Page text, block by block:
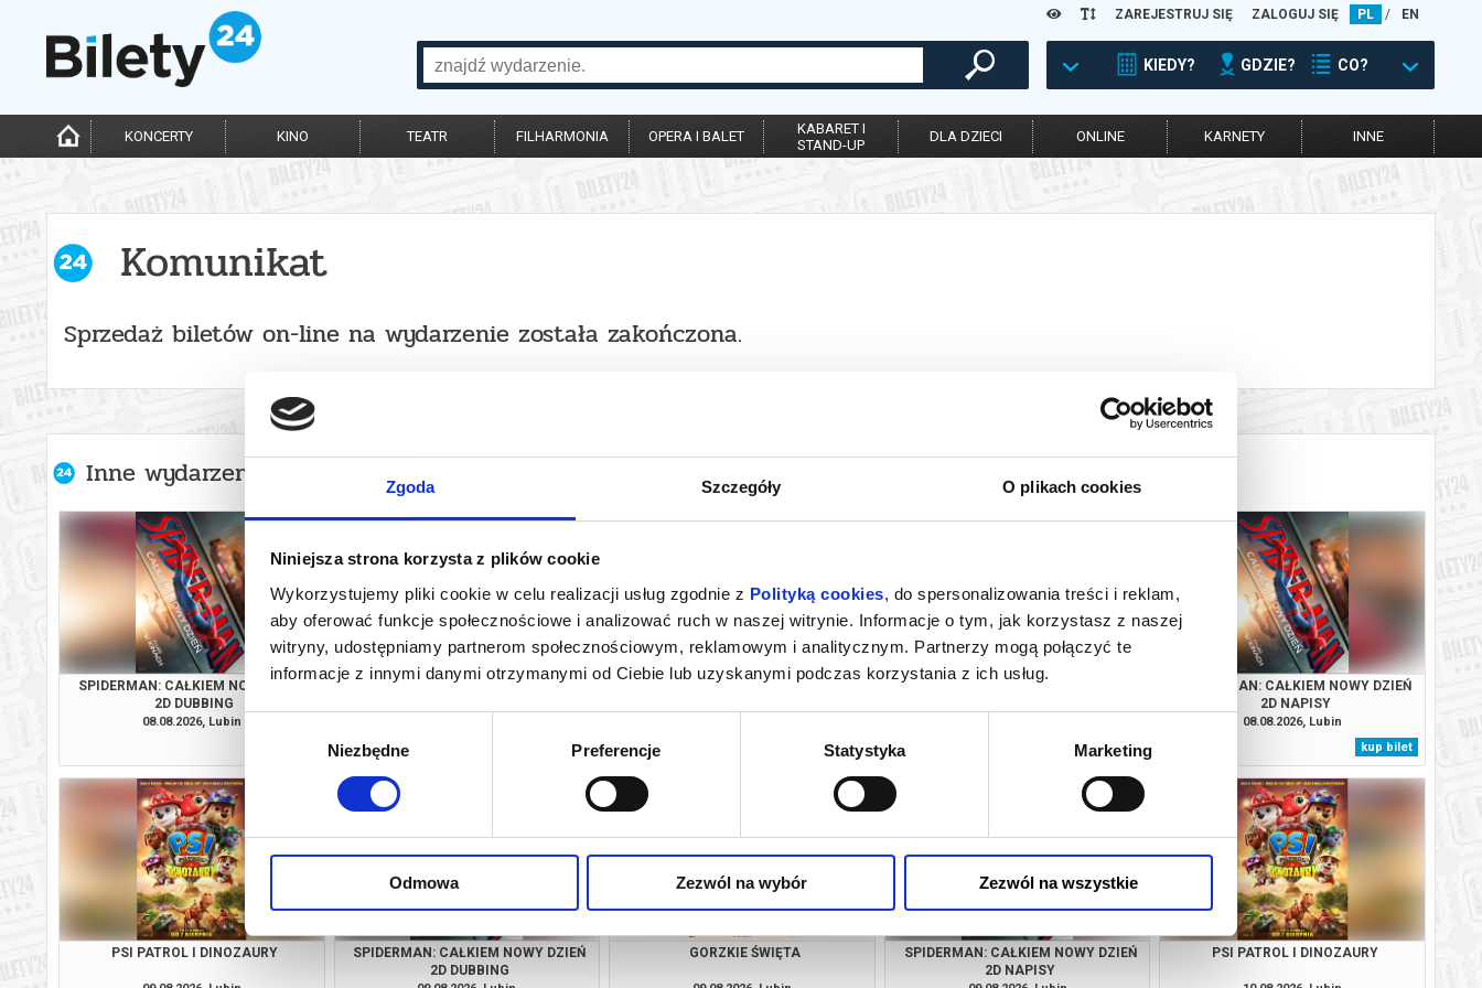
Zgoda Szczegóły O plikach cookies
Niniejsza strona korzysta z plików cookie
Wykorzystujemy pliki cookie w celu realizacji usług zgodnie z Polityką cookies, do spersonalizowania treści i reklam,
aby oferować funkcje społecznościowe i analizować ruch w naszej witrynie. Informacje o tym, jak korzystasz z naszej
witryny, udostępniamy partnerom społecznościowym, reklamowym i analitycznym. Partnerzy mogą połączyć te
informacje z innymi danymi otrzymanymi od Ciebie lub uzyskanymi podczas korzystania z ich usług.
Niezbędne Preferencje Statystyka Marketing
Odmowa Zezwól na wybór Zezwól na wszystkie
ZAREJESTRUJ SIĘ ZALOGUJ SIĘ PL / EN
KIEDY? GDZIE? CO?
KONCERTY KINO TEATR FILHARMONIA OPERA I BALET
KABARET I
STAND-UP
DLA DZIECI ONLINE KARNETY INNE
Komunikat
Sprzedaż biletów on-line na wydarzenie została zakończona.
Inne wydarzenia organizatora
SPIDERMAN: CAŁKIEM NOWY DZIEŃ
2D DUBBING
08.08.2026, Lubin
PSI PATROL I DINOZAURY
kup bilet
TANECZNE JAM SESSION
info
ROBIN HOOD: KONIEC LEGENDY
kup bilet
SPIDERMAN: CAŁKIEM NOWY DZIEŃ
2D NAPISY
08.08.2026, Lubin
kup bilet
PSI PATROL I DINOZAURY
SPIDERMAN: CAŁKIEM NOWY DZIEŃ
2D DUBBING
GORZKIE ŚWIĘTA
SPIDERMAN: CAŁKIEM NOWY DZIEŃ
2D NAPISY
PSI PATROL I DINOZAURY